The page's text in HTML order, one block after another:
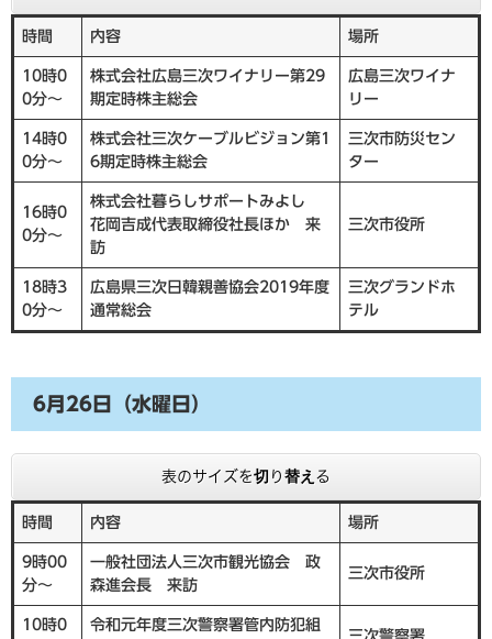
時間 内容 場所
10時0
0分～
株式会社広島三次ワイナリー第29
期定時株主総会
広島三次ワイナ
リー
14時0
0分～
株式会社三次ケーブルビジョン第1
6期定時株主総会
三次市防災セン
ター
16時0
0分～
株式会社暮らしサポートみよし
花岡吉成代表取締役社長ほか 来
訪
三次市役所
18時3
0分～
広島県三次日韓親善協会2019年度
通常総会
三次グランドホ
テル
6月26日（水曜日）
表のサイズを切り替える
時間 内容 場所
9時00
分～
一般社団法人三次市観光協会 政
森進会長 来訪
三次市役所
10時0
令和元年度三次警察署管内防犯組
三次警察署